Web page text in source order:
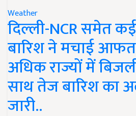
Weather
दिल्ली-NCR समेत
बारिश ने मचाई
अधिक राज्यों में
साथ तेज बारिश का
जारी..